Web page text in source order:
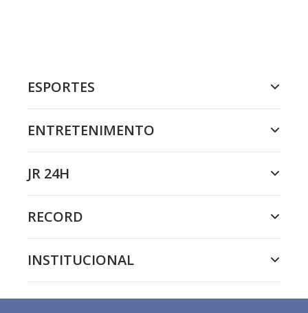
ESPORTES
ENTRETENIMENTO
JR 24H
RECORD
INSTITUCIONAL